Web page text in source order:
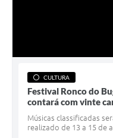
CULTURA
Festival Ronco do
contará com vinte
Músicas classificadas
realizado de 13 a 15 de